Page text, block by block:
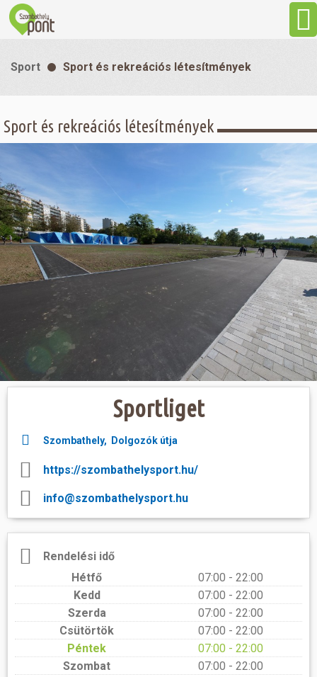
Látnivalók
Gasztronómia
Szállás
Sport
Szabadidő
Hasznos
Sport Sport és rekreációs létesítmények
Sport és rekreációs létesítmények
Sportliget
Szombathely, Dolgozók útja
https://szombathelysport.hu/
info@szombathelysport.hu
Rendelési idő
Hétfő
07:00 - 22:00
Kedd
07:00 - 22:00
Szerda
07:00 - 22:00
Csütörtök
07:00 - 22:00
Péntek
07:00 - 22:00
Szombat
07:00 - 22:00